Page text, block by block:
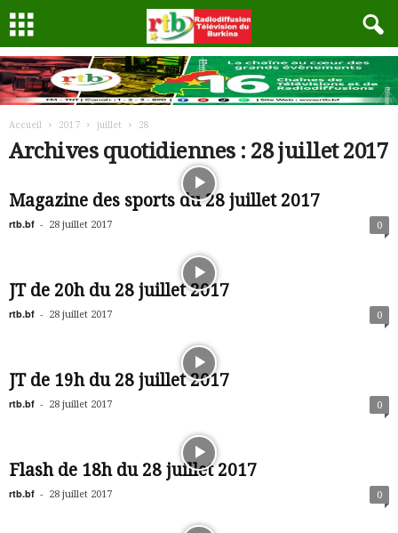
Accueil 2017 juillet 28
Archives quotidiennes : 28 juillet 2017
Magazine des sports du 28 juillet 2017
rtb.bf - 28 juillet 2017 0
JT de 20h du 28 juillet 2017
rtb.bf - 28 juillet 2017 0
JT de 19h du 28 juillet 2017
rtb.bf - 28 juillet 2017 0
Flash de 18h du 28 juillet 2017
rtb.bf - 28 juillet 2017 0